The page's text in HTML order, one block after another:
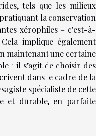
tels que les milieux
la conservation
xérophiles – c'est-à-
implique également
maintenant une certaine
: il s’agit de choisir des
dans le cadre de la
spécialiste de cette
et durable, en parfaite